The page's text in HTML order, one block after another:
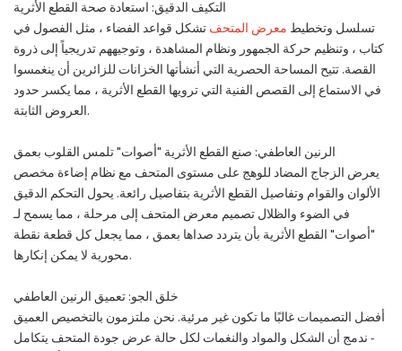
التكيف الدقيق: استعادة صحة القطع الأثرية
تسلسل وتخطيط معرض المتحف تشكل قواعد الفضاء ، مثل الفصول في
كتاب ، وتنظيم حركة الجمهور ونظام المشاهدة ، وتوجيههم تدريجياً إلى ذروة
القصة. تتيح المساحة الحصرية التي أنشأتها الخزانات للزائرين أن ينغمسوا
في الاستماع إلى القصص الفنية التي ترويها القطع الأثرية ، مما يكسر حدود
العروض الثابتة.
الرنين العاطفي: صنع القطع الأثرية "أصوات" تلمس القلوب بعمق
يعرض الزجاج المضاد للوهج على مستوى المتحف مع نظام إضاءة مخصص
الألوان والقوام وتفاصيل القطع الأثرية بتفاصيل رائعة. يحول التحكم الدقيق
في الضوء والظلال تصميم معرض المتحف إلى مرحلة ، مما يسمح لـ
"أصوات" القطع الأثرية بأن يتردد صداها بعمق ، مما يجعل كل قطعة نقطة
محورية لا يمكن إنكارها.
خلق الجو: تعميق الرنين العاطفي
أفضل التصميمات غالبًا ما تكون غير مرئية. نحن ملتزمون بالتخصيص العميق
- ندمج أن الشكل والمواد والنغمات لكل حالة عرض جودة المتحف يتكامل